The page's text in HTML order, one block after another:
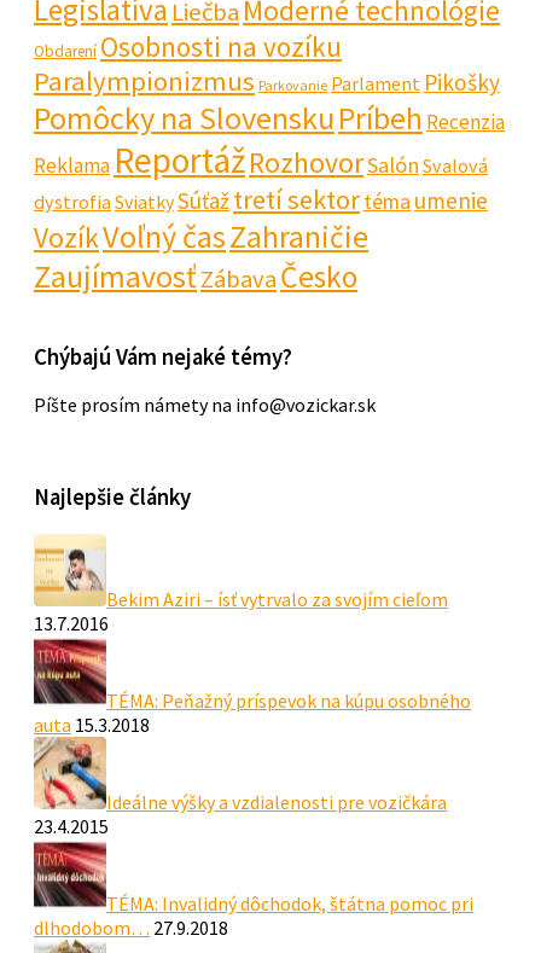
Legislatíva Liečba Moderné technológie
Obdarení Osobnosti na vozíku
Paralympionizmus Parkovanie Parlament Pikošky
Pomôcky na SlovenskuPríbeh Recenzia
Reklama ReportážRozhovorSalón Svalová
dystrofiaSviatkySúťažtretí sektortéma umenie
VozíkVoľný časZahraničie
ZaujímavosťZábavaČesko
Chýbajú Vám nejaké témy?
Píšte prosím námety na info@vozickar.sk
Najlepšie články
Bekim Aziri – ísť vytrvalo za svojím cieľom
13.7.2016
TÉMA: Peňažný príspevok na kúpu osobného
auta 15.3.2018
Ideálne výšky a vzdialenosti pre vozičkára
23.4.2015
TÉMA: Invalidný dôchodok, štátna pomoc pri
dlhodobom… 27.9.2018